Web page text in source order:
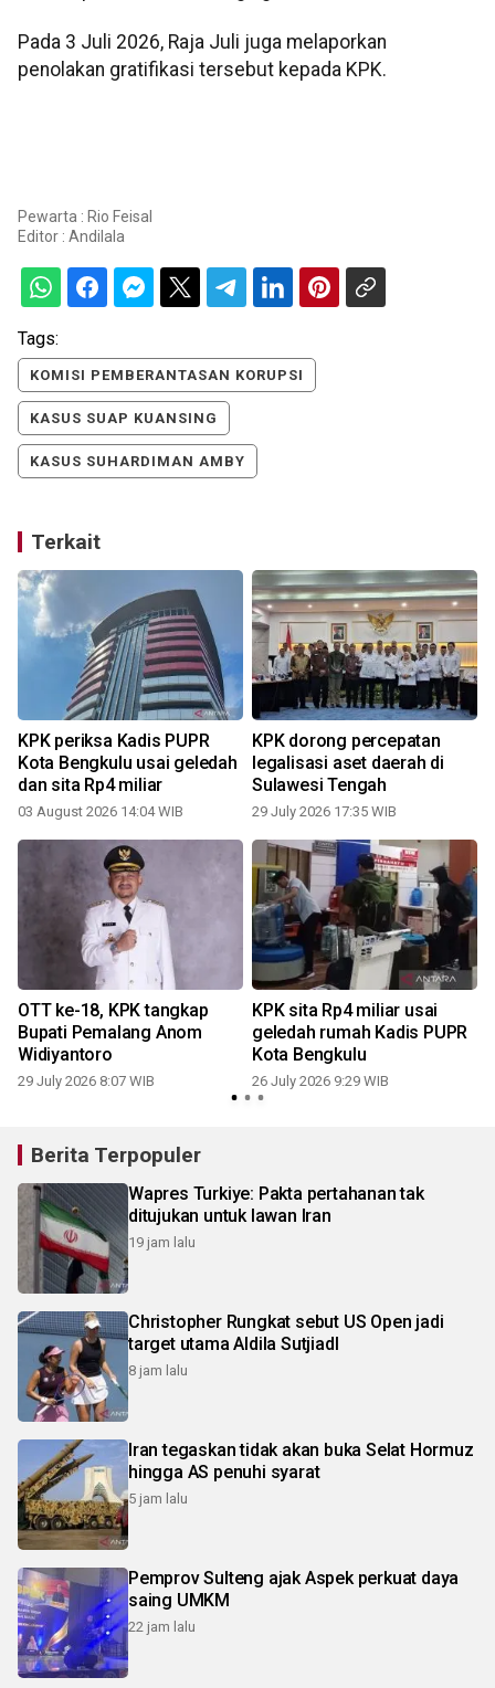
Pada 3 Juli 2026, Raja Juli juga melaporkan
penolakan gratifikasi tersebut kepada KPK.
Pewarta : Rio Feisal
Editor : Andilala
Tags:
KOMISI PEMBERANTASAN KORUPSI
KASUS SUAP KUANSING
KASUS SUHARDIMAN AMBY
Terkait
KPK periksa Kadis PUPR
Kota Bengkulu usai geledah
dan sita Rp4 miliar
03 August 2026 14:04 WIB
KPK dorong percepatan
legalisasi aset daerah di
Sulawesi Tengah
29 July 2026 17:35 WIB
OTT ke-18, KPK tangkap
Bupati Pemalang Anom
Widiyantoro
29 July 2026 8:07 WIB
KPK sita Rp4 miliar usai
geledah rumah Kadis PUPR
Kota Bengkulu
26 July 2026 9:29 WIB
Berita Terpopuler
Wapres Turkiye: Pakta pertahanan tak
ditujukan untuk lawan Iran
19 jam lalu
Christopher Rungkat sebut US Open jadi
target utama Aldila SutjiadI
8 jam lalu
Iran tegaskan tidak akan buka Selat Hormuz
hingga AS penuhi syarat
5 jam lalu
Pemprov Sulteng ajak Aspek perkuat daya
saing UMKM
22 jam lalu